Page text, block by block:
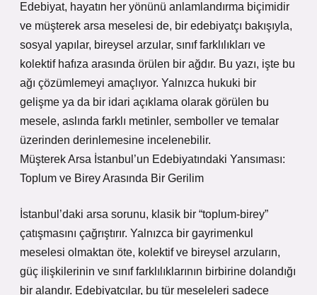
Edebiyat, hayatın her yönünü anlamlandırma biçimidir
ve müşterek arsa meselesi de, bir edebiyatçı bakışıyla,
sosyal yapılar, bireysel arzular, sınıf farklılıkları ve
kolektif hafıza arasında örülen bir ağdır. Bu yazı, işte bu
ağı çözümlemeyi amaçlıyor. Yalnızca hukuki bir
gelişme ya da bir idari açıklama olarak görülen bu
mesele, aslında farklı metinler, semboller ve temalar
üzerinden derinlemesine incelenebilir.
Müşterek Arsa İstanbul’un Edebiyatındaki Yansıması:
Toplum ve Birey Arasında Bir Gerilim
İstanbul’daki arsa sorunu, klasik bir “toplum-birey”
çatışmasını çağrıştırır. Yalnızca bir gayrimenkul
meselesi olmaktan öte, kolektif ve bireysel arzuların,
güç ilişkilerinin ve sınıf farklılıklarının birbirine dolandığı
bir alandır. Edebiyatçılar, bu tür meseleleri sadece